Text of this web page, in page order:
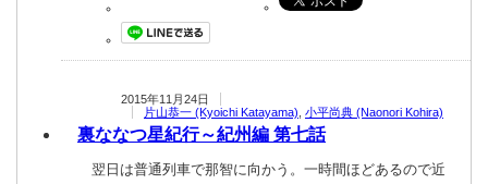
2015年11月24日
片山恭一 (Kyoichi Katayama) 小平尚典 (Naonori Kohira)
裏ななつ星紀行 ～紀州編 第七話
翌日は普通列車で那智に向かう。一時間ほどあるので近